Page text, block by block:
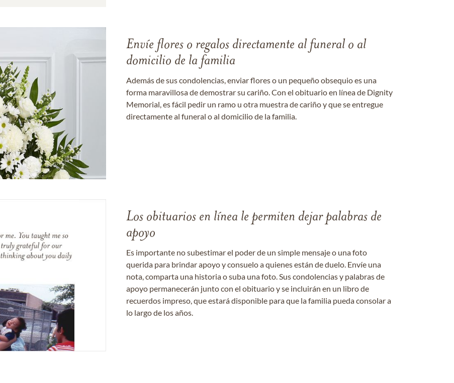
Envíe flores o regalos directamente al funeral o al
domicilio de la familia
Además de sus condolencias, enviar flores o un pequeño obsequio es una
forma maravillosa de demostrar su cariño. Con el obituario en línea de Dignity
Memorial, es fácil pedir un ramo u otra muestra de cariño y que se entregue
directamente al funeral o al domicilio de la familia.
Los obituarios en línea le permiten dejar palabras de
apoyo
Es importante no subestimar el poder de un simple mensaje o una foto
querida para brindar apoyo y consuelo a quienes están de duelo. Envíe una
nota, comparta una historia o suba una foto. Sus condolencias y palabras de
apoyo permanecerán junto con el obituario y se incluirán en un libro de
recuerdos impreso, que estará disponible para que la familia pueda consolar a
lo largo de los años.